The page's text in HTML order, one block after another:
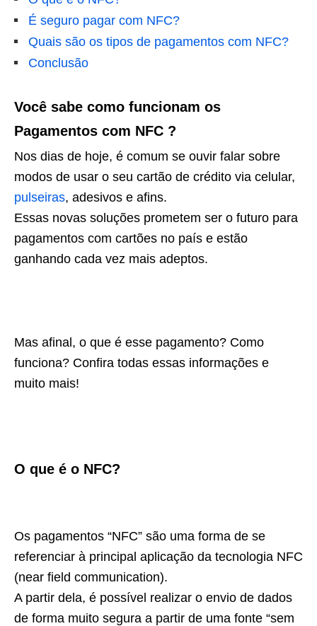
É seguro pagar com NFC?
Quais são os tipos de pagamentos com NFC?
Conclusão
Você sabe como funcionam os
Pagamentos com NFC ?
Nos dias de hoje, é comum se ouvir falar sobre
modos de usar o seu cartão de crédito via celular,
pulseiras, adesivos e afins.
Essas novas soluções prometem ser o futuro para
pagamentos com cartões no país e estão
ganhando cada vez mais adeptos.
Mas afinal, o que é esse pagamento? Como
funciona? Confira todas essas informações e
muito mais!
O que é o NFC?
Os pagamentos “NFC” são uma forma de se
referenciar à principal aplicação da tecnologia NFC
(near field communication).
A partir dela, é possível realizar o envio de dados
de forma muito segura a partir de uma fonte “sem